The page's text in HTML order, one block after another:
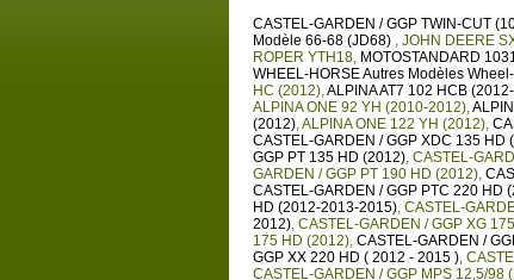
CASTEL-GARDEN / GGP TWIN-CUT
Modèle 66-68 (JD68) , JOHN DEERE
ROPER YTH18, MOTOSTANDARD
WHEEL-HORSE Autres Modèles
HC (2012),ALPINA AT7 102 HCB
ALPINA ONE 92 YH (2010-2012),
(2012),ALPINA ONE 122 YH (2012),
CASTEL-GARDEN / GGP XDC 135 HD
GGP PT 135 HD (2012), CASTEL-
GARDEN / GGP PT 190 HD (2012),
CASTEL-GARDEN / GGP PTC 220 HD
HD (2012-2013-2015), CASTEL-
2012), CASTEL-GARDEN / GGP XG
175 HD (2012), CASTEL-GARDEN /
GGP XX 220 HD ( 2012 - 2015 ),
CASTEL-GARDEN / GGP MPS 12,5/98